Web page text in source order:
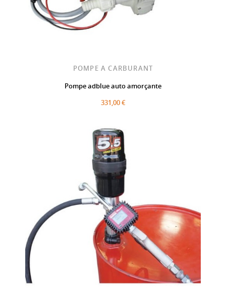
POMPE A CARBURANT
Pompe adblue auto amorçante
331,00 €